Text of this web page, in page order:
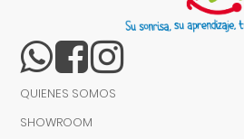
QUIENES SOMOS
SHOWROOM